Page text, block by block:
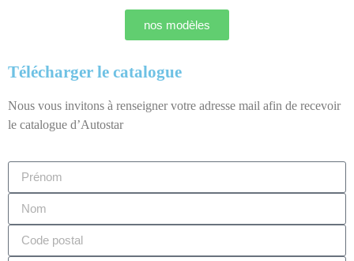
nos modèles
Télécharger le catalogue
Nous vous invitons à renseigner votre adresse mail afin de recevoir
le catalogue d’Autostar